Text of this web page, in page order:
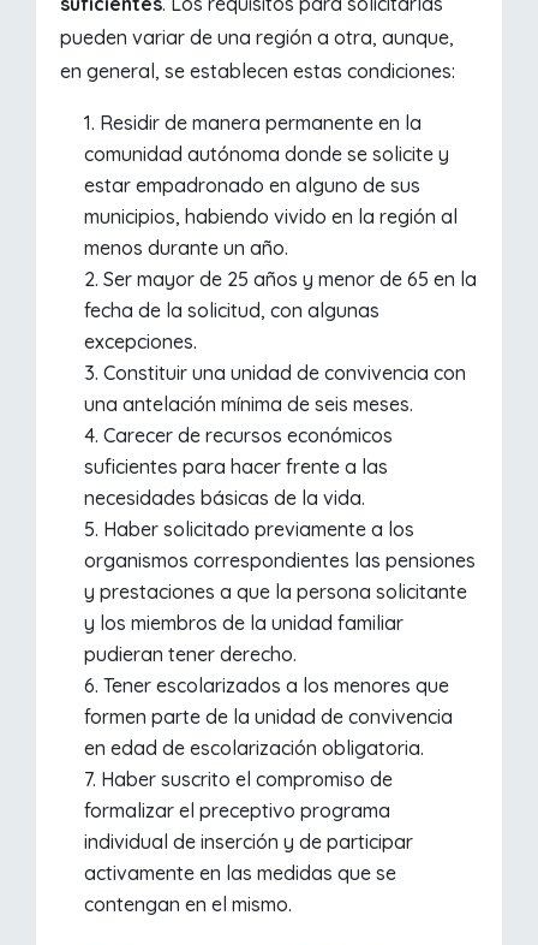
pueden variar de una región a otra, aunque,
en general, se establecen estas condiciones:
Residir de manera permanente en la
comunidad autónoma donde se solicite y
estar empadronado en alguno de sus
municipios, habiendo vivido en la región al
menos durante un año.
Ser mayor de 25 años y menor de 65 en la
fecha de la solicitud, con algunas
excepciones.
Constituir una unidad de convivencia con
una antelación mínima de seis meses.
Carecer de recursos económicos
suficientes para hacer frente a las
necesidades básicas de la vida.
Haber solicitado previamente a los
organismos correspondientes las pensiones
y prestaciones a que la persona solicitante
y los miembros de la unidad familiar
pudieran tener derecho.
Tener escolarizados a los menores que
formen parte de la unidad de convivencia
en edad de escolarización obligatoria.
Haber suscrito el compromiso de
formalizar el preceptivo programa
individual de inserción y de participar
activamente en las medidas que se
contengan en el mismo.